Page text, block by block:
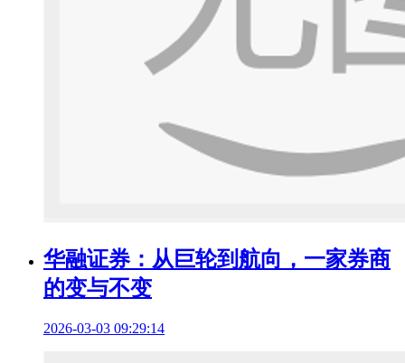
华融证券：从巨轮到航向，一家券商
的变与不变
2026-03-03 09:29:14